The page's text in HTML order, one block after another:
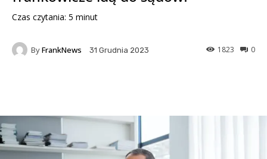
Czas czytania: 5 minut
ByFrankNews 31 Grudnia 2023 0
1823